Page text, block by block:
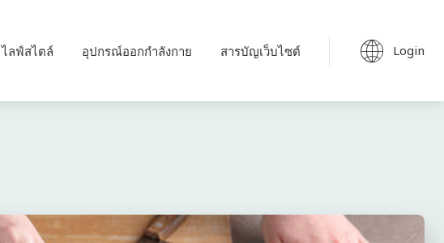
ไลฟ์สไตล์ อุปกรณ์ออกกำลังกาย สารบัญเว็บไซต์ Login